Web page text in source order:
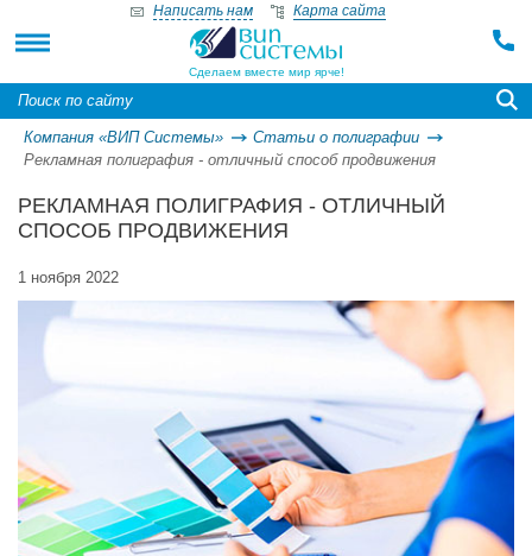
Сделаем вместе мир ярче!
Написать нам Карта сайта
Компания «ВИП Системы»
Статьи о полиграфии
Рекламная полиграфия - отличный способ продвижения
РЕКЛАМНАЯ ПОЛИГРАФИЯ - ОТЛИЧНЫЙ
СПОСОБ ПРОДВИЖЕНИЯ
1 ноября 2022